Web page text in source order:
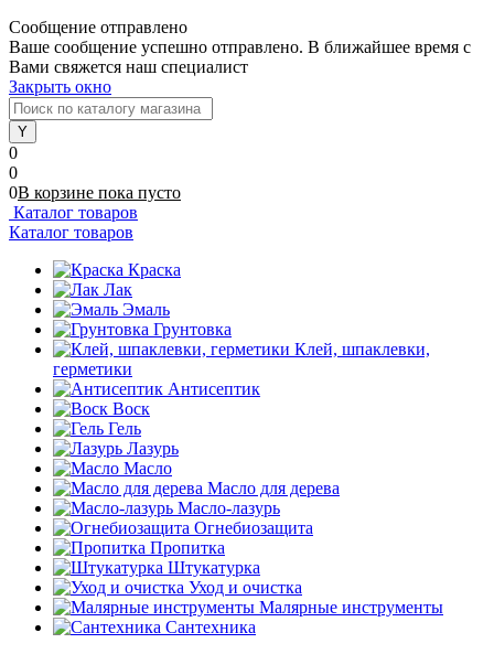
Сообщение отправлено
Ваше сообщение успешно отправлено. В ближайшее время с
Вами свяжется наш специалист
Закрыть окно
0
0
0В корзине пока пусто
Каталог товаров
Каталог товаров
Краска
Лак
Эмаль
Грунтовка
Клей, шпаклевки,
герметики
Антисептик
Воск
Гель
Лазурь
Масло
Масло для дерева
Масло-лазурь
Огнебиозащита
Пропитка
Штукатурка
Уход и очистка
Малярные инструменты
Сантехника